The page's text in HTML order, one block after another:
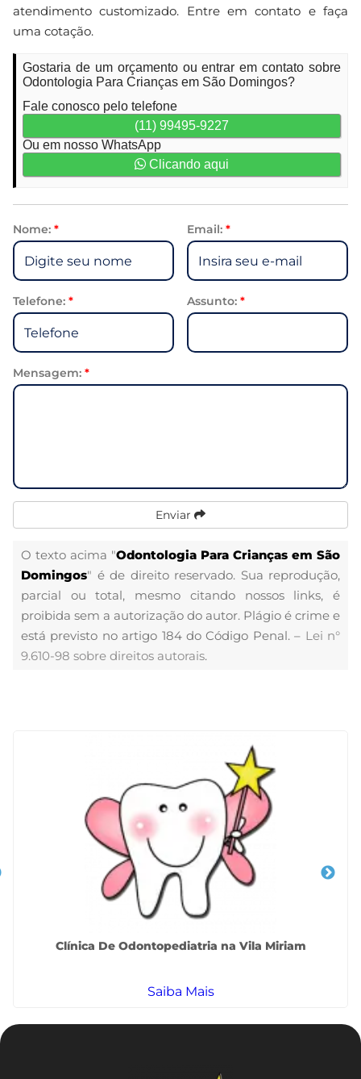
atendimento customizado. Entre em contato e faça
uma cotação.
Gostaria de um orçamento ou entrar em contato sobre
Odontologia Para Crianças em São Domingos?
Fale conosco pelo telefone
(11) 99495-9227
Ou em nosso WhatsApp
Clicando aqui
Nome: * Email: *
Telefone: * Assunto: *
Mensagem: *
Enviar
O texto acima "Odontologia Para Crianças em São
Domingos" é de direito reservado. Sua reprodução,
parcial ou total, mesmo citando nossos links, é
proibida sem a autorização do autor. Plágio é crime e
está previsto no artigo 184 do Código Penal. – Lei n°
9.610-98 sobre direitos autorais.
Clínica De Odontopediatria na Vila Miriam
Saiba Mais